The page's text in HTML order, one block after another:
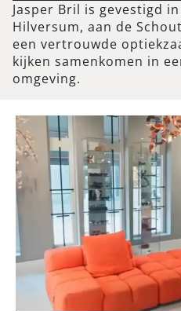
Jasper Bril is gevestigd
Hilversum, aan de
een vertrouwde
kijken samenkomen in
omgeving.